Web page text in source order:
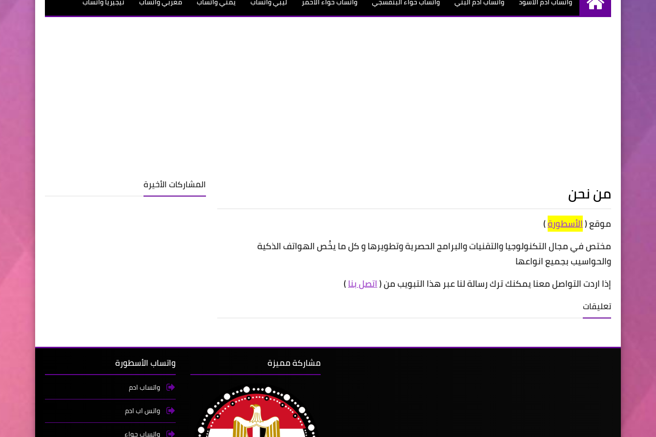
الرئيسية
من نحن
موقع (الأسطورة)
مختص في مجال التكنولوجيا والتقنيات والبرامج الحصرية وتطويرها و كل ما يخُص الهواتف الذكية
والحواسيب بجميع انواعها
إذا اردت التواصل معنا يمكنك ترك رسالة لنا عبر هذا التبويب من (اتصل بنا)
تعليقات
المشاركات الأخيرة
مشاركة مميزة واتساب الأسطورة
واتساب ادم
واتس اب ادم
واتساب حواء